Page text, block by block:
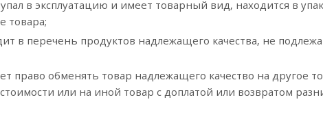
в эксплуатацию и имеет товарный вид, находится в
товара;
в перечень продуктов надлежащего качества, не
право обменять товар надлежащего качество на другое
или на иной товар с доплатой или возвратом